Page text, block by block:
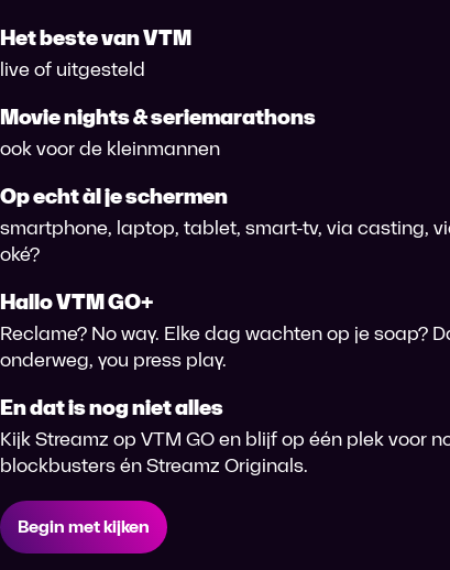
Het beste van VTM
live of uitgesteld
Movie nights & seriemarathons
ook voor de kleinmannen
Op echt àl je schermen
smartphone, laptop, tablet, smart-tv, via casting,
oké?
Hallo VTM GO+
Reclame? No way. Elke dag wachten op je soap?
onderweg, you press play.
En dat is nog niet alles
Kijk Streamz op VTM GO en blijf op één plek voor
blockbusters én Streamz Originals.
Begin met kijken